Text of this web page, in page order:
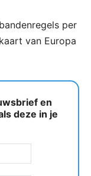
per
van Europa
en
deze in je